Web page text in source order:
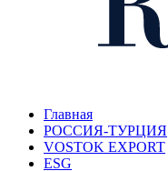
Главная
РОССИЯ-ТУРЦИЯ
VOSTOK EXPORT
ESG